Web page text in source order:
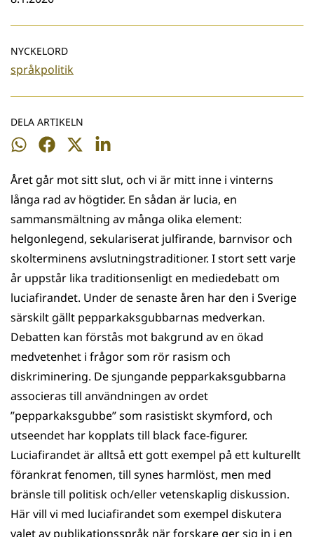
NYCKELORD
språkpolitik
DELA ARTIKELN
Dela
WhatsApp
Dela
Facebook
Dela
Twitter
Dela
LinkedIn
Året går mot sitt slut, och vi är mitt inne i vinterns
långa rad av högtider. En sådan är lucia, en
sammansmältning av många olika element:
helgonlegend, sekulariserat julfirande, barnvisor och
skolterminens avslutningstraditioner. I stort sett varje
år uppstår lika traditionsenligt en mediedebatt om
luciafirandet. Under de senaste åren har den i Sverige
särskilt gällt pepparkaksgubbarnas medverkan.
Debatten kan förstås mot bakgrund av en ökad
medvetenhet i frågor som rör rasism och
diskriminering. De sjungande pepparkaksgubbarna
associeras till användningen av ordet
”pepparkaksgubbe” som rasistiskt skymford, och
utseendet har kopplats till black face-figurer.
Luciafirandet är alltså ett gott exempel på ett kulturellt
förankrat fenomen, till synes harmlöst, men med
bränsle till politisk och/eller vetenskaplig diskussion.
Här vill vi med luciafirandet som exempel diskutera
valet av publikationsspråk när forskare ger sig in i en